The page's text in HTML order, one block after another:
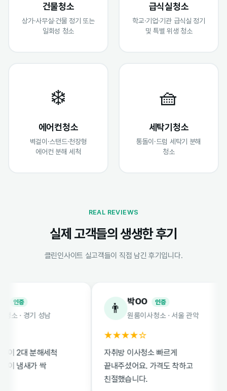
건물청소
상가·사무실·건물 정기 또는
일회성 청소
급식실청소
학교·기업·기관 급식실 정기
및 특별 위생 청소
❄️
에어컨청소
벽걸이·스탠드·천장형
에어컨 분해 세척
🧺
세탁기청소
통돌이·드럼 세탁기 분해
청소
REAL REVIEWS
실제 고객들의 생생한 후기
클린인사이트 실고객들이 직접 남긴 후기입니다.
경기 성남
대 분해세척
새가 싹
👨 박OO 인증
원룸이사청소 · 서울 관악
★★★★☆
자취방 이사청소 빠르게
끝내주셨어요. 가격도 착하고
친절했습니다.